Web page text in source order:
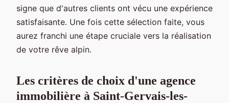
signe que d'autres clients ont vécu une expérience
satisfaisante. Une fois cette sélection faite, vous
aurez franchi une étape cruciale vers la réalisation
de votre rêve alpin.
Les critères de choix d'une agence
immobilière à Saint-Gervais-les-